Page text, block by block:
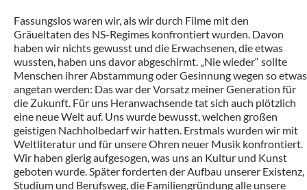
Fassungslos waren wir, als wir durch Filme mit den
Gräueltaten des NS-Regimes konfrontiert wurden. Davon
haben wir nichts gewusst und die Erwachsenen, die etwas
wussten, haben uns davor abgeschirmt. „Nie wieder“ sollte
Menschen ihrer Abstammung oder Gesinnung wegen so etwas
angetan werden: Das war der Vorsatz meiner Generation für
die Zukunft. Für uns Heranwachsende tat sich auch plötzlich
eine neue Welt auf. Uns wurde bewusst, welchen großen
geistigen Nachholbedarf wir hatten. Erstmals wurden wir mit
Weltliteratur und für unsere Ohren neuer Musik konfrontiert.
Wir haben gierig aufgesogen, was uns an Kultur und Kunst
geboten wurde. Später forderten der Aufbau unserer Existenz,
Studium und Berufsweg, die Familiengründung alle unsere